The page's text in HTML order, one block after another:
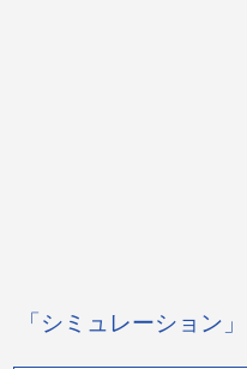
「シミュレーション